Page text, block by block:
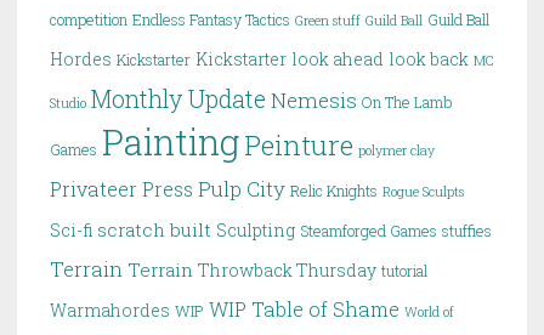
competition Endless Fantasy Tactics Green stuff Guild Ball Guild Ball
Hordes Kickstarter Kickstarter look ahead look back MC
Studio Monthly Update Nemesis On The Lamb
Games PaintingPeinture polymer clay
Privateer Press Pulp City Relic Knights Rogue Sculpts
Sci-fi scratch built Sculpting Steamforged Games stuffies
Terrain Terrain Throwback Thursday tutorial
Warmahordes WIP WIP Table of Shame World of